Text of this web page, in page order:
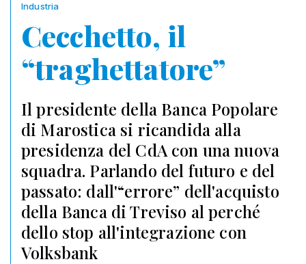
Industria
Cecchetto, il
“traghettatore”
Il presidente della Banca Popolare
di Marostica si ricandida alla
presidenza del CdA con una nuova
squadra. Parlando del futuro e del
passato: dall'“errore” dell'acquisto
della Banca di Treviso al perché
dello stop all'integrazione con
Volksbank